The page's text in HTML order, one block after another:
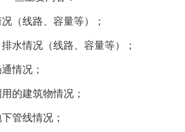
（线路、容量等）；
水情况（线路、容量等）；
情况；
的建筑物情况；
管线情况；